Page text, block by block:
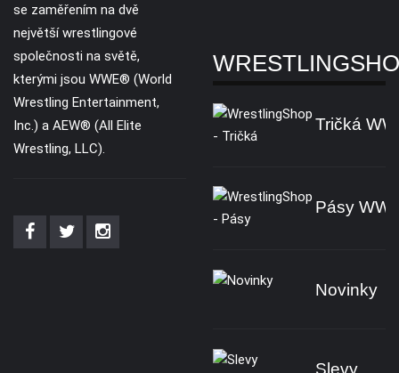
se zaměřením na dvě
největší wrestlingové
společnosti na světě,
kterými jsou WWE® (World
Wrestling Entertainment,
Inc.) a AEW® (All Elite
Wrestling, LLC).
Tričká
Pásy
Novinky
Slevy